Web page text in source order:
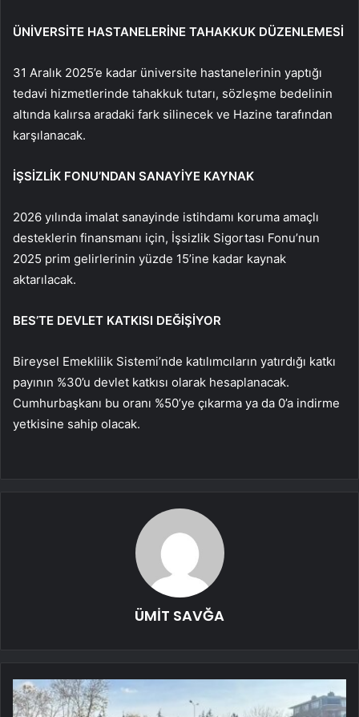
ÜNİVERSİTE HASTANELERİNE TAHAKKUK DÜZENLEMESİ
31 Aralık 2025’e kadar üniversite hastanelerinin yaptığı
tedavi hizmetlerinde tahakkuk tutarı, sözleşme bedelinin
altında kalırsa aradaki fark silinecek ve Hazine tarafından
karşılanacak.
İŞSİZLİK FONU’NDAN SANAYİYE KAYNAK
2026 yılında imalat sanayinde istihdamı koruma amaçlı
desteklerin finansmanı için, İşsizlik Sigortası Fonu’nun
2025 prim gelirlerinin yüzde 15’ine kadar kaynak
aktarılacak.
BES’TE DEVLET KATKISI DEĞİŞİYOR
Bireysel Emeklilik Sistemi’nde katılımcıların yatırdığı katkı
payının %30’u devlet katkısı olarak hesaplanacak.
Cumhurbaşkanı bu oranı %50’ye çıkarma ya da 0’a indirme
yetkisine sahip olacak.
ÜMİT SAVĞA